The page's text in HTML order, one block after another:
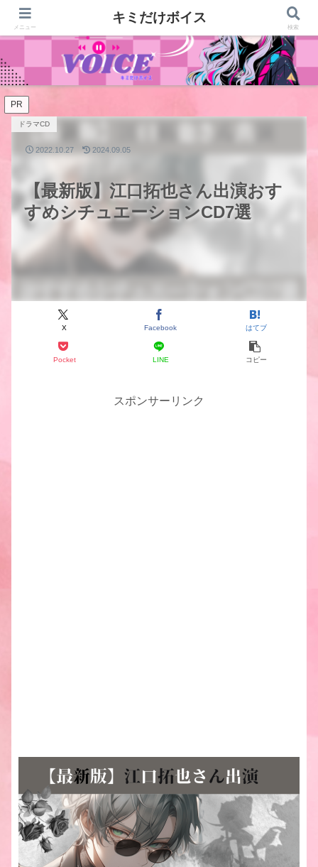
PR
【最新版】江口拓也さん出演おす
すめシチュエーションCD7選
ドラマCD
X Facebook はてブ
Pocket LINE コピー
2022.10.27 2024.09.05
スポンサーリンク
メニュー
キミだけボイス
検索